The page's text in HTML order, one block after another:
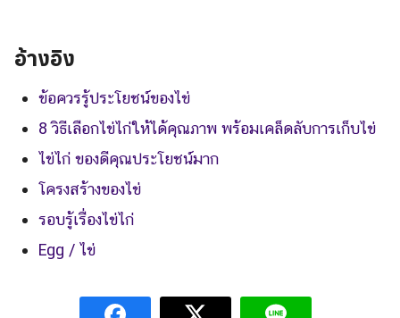
อ้างอิง
ข้อควรรู้ประโยชน์ของไข่
8 วิธีเลือกไข่ไก่ให้ได้คุณภาพ พร้อมเคล็ดลับการเก็บไข่
ไข่ไก่ ของดีคุณประโยชน์มาก
โครงสร้างของไข่
รอบรู้เรื่องไข่ไก่
Egg / ไข่